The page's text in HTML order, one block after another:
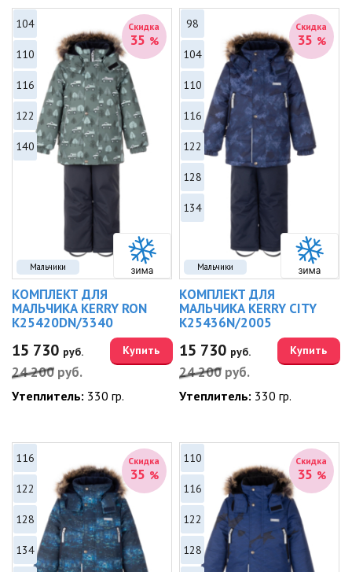
Мальчики
Скидка
35 %
104
110
116
122
140
КОМПЛЕКТ ДЛЯ
МАЛЬЧИКА KERRY RON
K25420DN/3340
15 730 руб.
24 200 руб.
Купить
Утеплитель: 330 гр.
Мальчики
Скидка
35 %
98
104
110
116
122
128
134
КОМПЛЕКТ ДЛЯ
МАЛЬЧИКА KERRY CITY
K25436N/2005
15 730 руб.
24 200 руб.
Купить
Утеплитель: 330 гр.
Скидка
35 %
116
122
128
134
Скидка
35 %
110
116
122
128